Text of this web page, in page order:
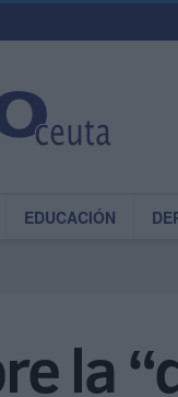
EDUCACIÓN
la